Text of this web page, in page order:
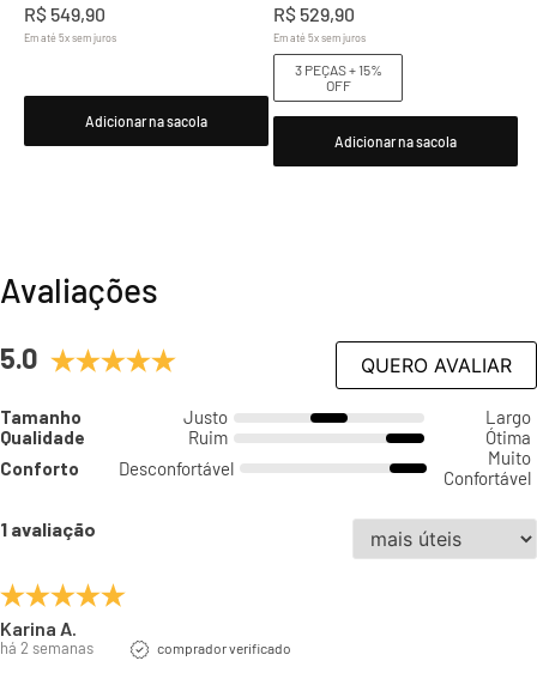
R$ 549,90
Em até5xsem juros
Adicionar na sacola
R$ 529,90
Em até5xsem juros
3 PEÇAS + 15%
OFF
Adicionar na sacola
Avaliações
5.0
Tamanho Justo
Largo
Qualidade
Ruim
Ótima
Conforto
Desconfortável
Muito
Confortável
QUERO AVALIAR
1 avaliação
Karina A.
há 2 semanas comprador verificado